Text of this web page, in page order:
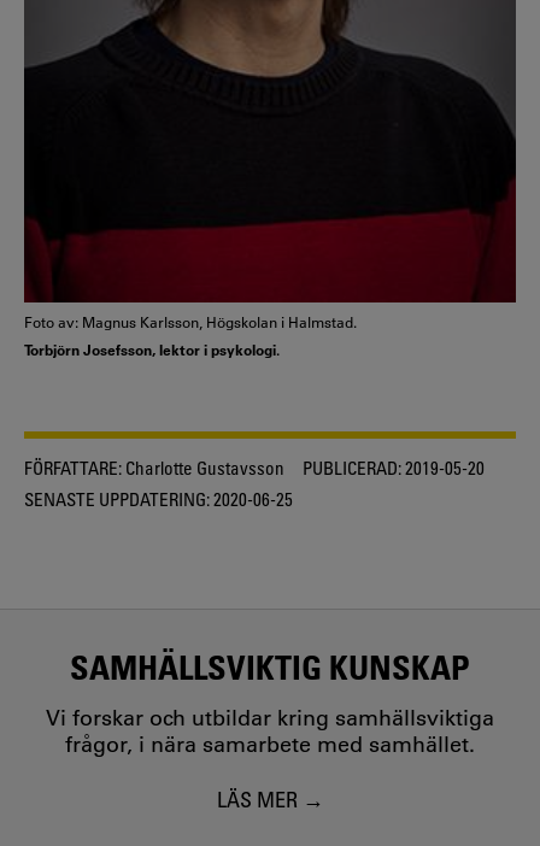
Foto av: Magnus Karlsson, Högskolan i Halmstad.
Torbjörn Josefsson, lektor i psykologi.
FÖRFATTARE: Charlotte Gustavsson PUBLICERAD:2019-05-20
SENASTE UPPDATERING:2020-06-25
SAMHÄLLSVIKTIG KUNSKAP
Vi forskar och utbildar kring samhällsviktiga
frågor, i nära samarbete med samhället.
LÄS MER